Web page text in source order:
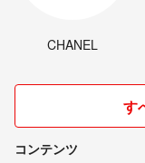
CHANEL
す
コンテンツ